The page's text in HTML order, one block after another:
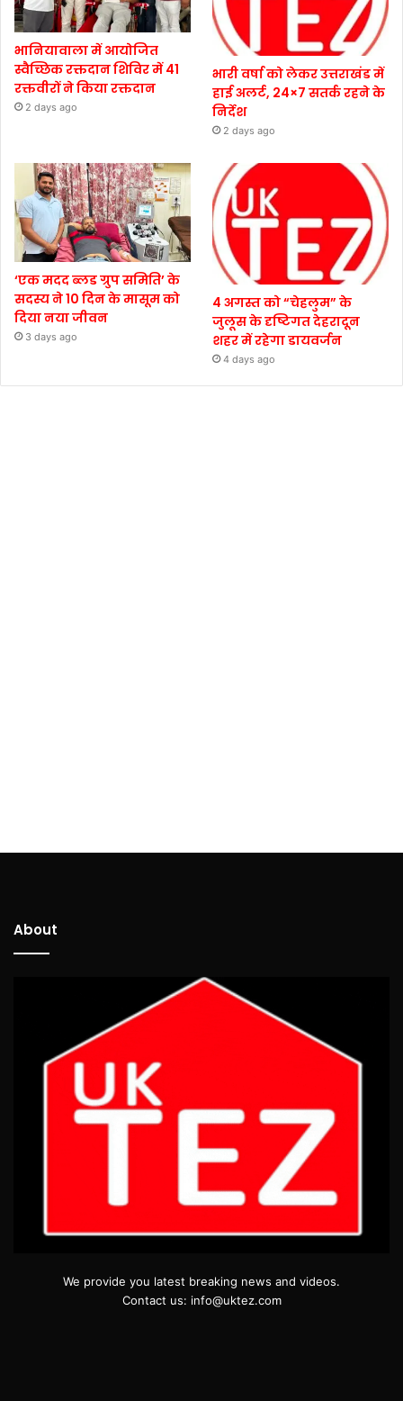
भानियावाला में आयोजित
स्वैच्छिक रक्तदान शिविर में 41
रक्तवीरों ने किया रक्तदान
2 days ago
भारी वर्षा को लेकर उत्तराखंड में
हाई अलर्ट, 24×7 सतर्क रहने के
निर्देश
2 days ago
‘एक मदद ब्लड ग्रुप समिति’ के
सदस्य ने 10 दिन के मासूम को
दिया नया जीवन
3 days ago
4 अगस्त को “चेहलुम” के
जुलूस के दृष्टिगत देहरादून
शहर में रहेगा डायवर्जन
4 days ago
About
We provide you latest breaking news and videos.
Contact us: info@uktez.com